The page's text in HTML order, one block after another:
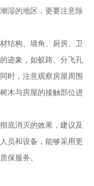
湿的地区，更要注意除
结构、墙角、厨房、卫
迹象，如蚁路、分飞孔
时，注意观察房屋周围
木与房屋的接触部位进
底消灭的效果，建议及
员和设备，能够采用更
保服务。